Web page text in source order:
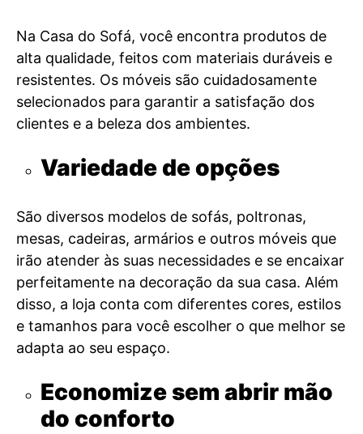
Na Casa do Sofá, você encontra produtos de
alta qualidade, feitos com materiais duráveis e
resistentes. Os móveis são cuidadosamente
selecionados para garantir a satisfação dos
clientes e a beleza dos ambientes.
Variedade de opções
São diversos modelos de sofás, poltronas,
mesas, cadeiras, armários e outros móveis que
irão atender às suas necessidades e se encaixar
perfeitamente na decoração da sua casa. Além
disso, a loja conta com diferentes cores, estilos
e tamanhos para você escolher o que melhor se
adapta ao seu espaço.
Economize sem abrir mão
do conforto